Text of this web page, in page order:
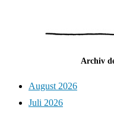
Archiv
August 2026
Juli 2026